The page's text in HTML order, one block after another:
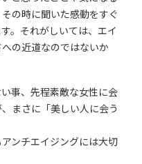
の時に聞いた感動をすぐ
。それがしいては、エイ
の近道なのではないか
事、先程素敵な女性に会
まさに「美しい人に会う
ンチエイジングには大切